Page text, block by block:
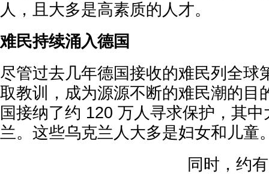
人，且大多是高素质的人才。
难民持续涌入德国
尽管过去几年德国接收的难民列全球
取教训，成为源源不断的难民潮的目
国接纳了约 120 万人寻求保护，其
兰。这些乌克兰人大多是妇女和儿童
同时，约